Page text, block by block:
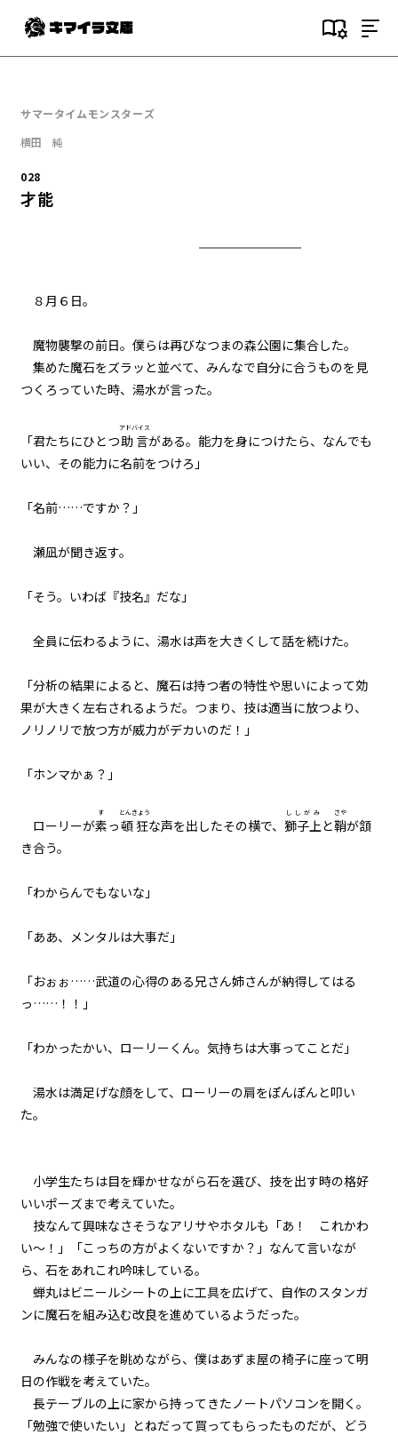
目次
004
７月１９日：夏休み初日
７月３１日：(NOT) GAME OVER
夏摩防衛隊
009
３人の小学生
011
７月３１日：展望台
７月３１日：商店街
015
延長
017
健康ランドにて
018
戎橋路暖
019
020
サマータイムモンスターズ
横田 純
028
才能
８月６日。
魔物襲撃の前日。僕らは再びなつまの森公園に集合した。
集めた魔石をズラッと並べて、みんなで自分に合うものを見
つくろっていた時、湯水が言った。
「君たちにひとつ助言
アドバイス
がある。能力を身につけたら、なんでも
いい、その能力に名前をつけろ」
「名前……ですか？」
瀬凪が聞き返す。
「そう。いわば『技名』だな」
全員に伝わるように、湯水は声を大きくして話を続けた。
「分析の結果によると、魔石は持つ者の特性や思いによって効
果が大きく左右されるようだ。つまり、技は適当に放つより、
ノリノリで放つ方が威力がデカいのだ！」
「ホンマかぁ？」
ローリーが素
す
っ頓狂
とんきょう
な声を出したその横で、 獅子上
ししがみ
と鞘
さや
が頷
き合う。
「わからんでもないな」
「ああ、メンタルは大事だ」
「おぉぉ……武道の心得のある兄さん姉さんが納得してはる
っ……！！」
「わかったかい、ローリーくん。気持ちは大事ってことだ」
湯水は満足げな顔をして、ローリーの肩をぽんぽんと叩い
た。
小学生たちは目を輝かせながら石を選び、技を出す時の格好
いいポーズまで考えていた。
技なんて興味なさそうなアリサやホタルも「あ！ これかわ
い～！」「こっちの方がよくないですか？」なんて言いなが
ら、石をあれこれ吟味している。
蝉丸はビニールシートの上に工具を広げて、自作のスタンガ
ンに魔石を組み込む改良を進めているようだった。
みんなの様子を眺めながら、僕はあずま屋の椅子に座って明
日の作戦を考えていた。
長テーブルの上に家から持ってきたノートパソコンを開く。
「勉強で使いたい」とねだって買ってもらったものだが、どう